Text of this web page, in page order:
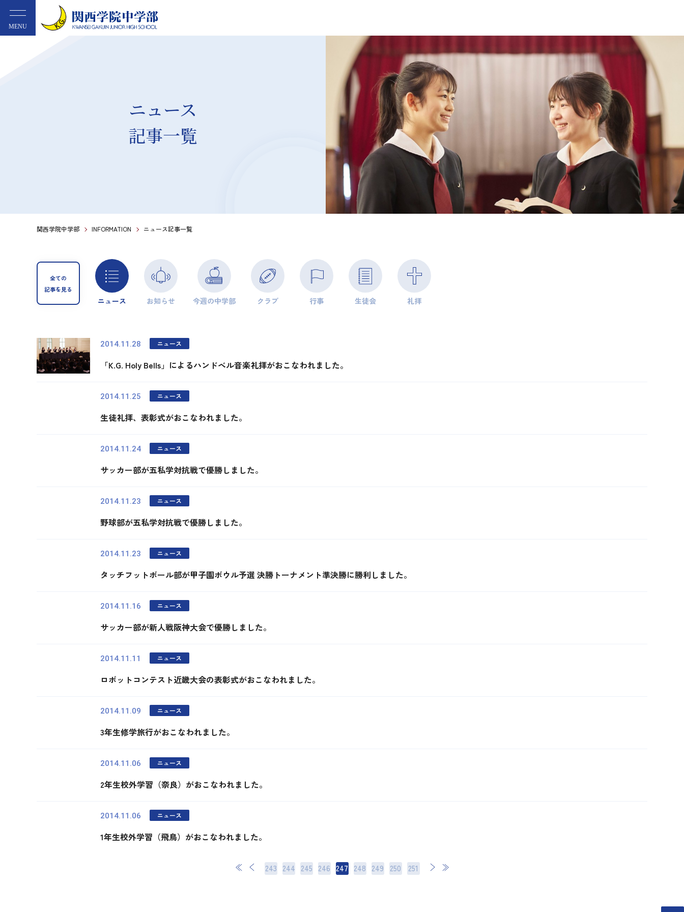
MENU
ニュース
記事一覧
関西学院中学部 INFORMATION ニュース記事一覧
全ての
記事を見る
ニュース お知らせ 今週の中学部 クラブ 行事 生徒会 礼拝
2014.11.28 ニュース
「K.G. Holy Bells」によるハンドベル音楽礼拝がおこなわれました。
2014.11.25 ニュース
生徒礼拝、表彰式がおこなわれました。
2014.11.24 ニュース
サッカー部が五私学対抗戦で優勝しました。
2014.11.23 ニュース
野球部が五私学対抗戦で優勝しました。
2014.11.23 ニュース
タッチフットボール部が甲子園ボウル予選 決勝トーナメント準決勝に勝利しました。
2014.11.16 ニュース
サッカー部が新人戦阪神大会で優勝しました。
2014.11.11 ニュース
ロボットコンテスト近畿大会の表彰式がおこなわれました。
2014.11.09 ニュース
3年生修学旅行がおこなわれました。
2014.11.06 ニュース
2年生校外学習（奈良）がおこなわれました。
2014.11.06 ニュース
1年生校外学習（飛鳥）がおこなわれました。
243 244 245 246 247 248 249 250 251
次 最後